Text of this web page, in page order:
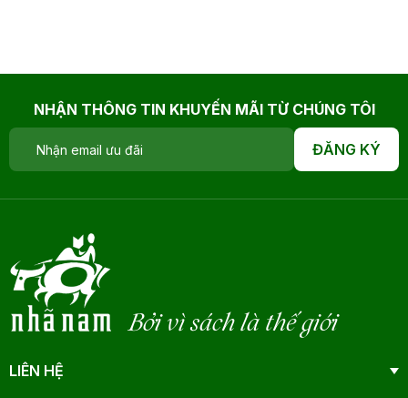
NHẬN THÔNG TIN KHUYẾN MÃI TỪ CHÚNG TÔI
ĐĂNG KÝ
Bởi vì sách là thế giới
LIÊN HỆ